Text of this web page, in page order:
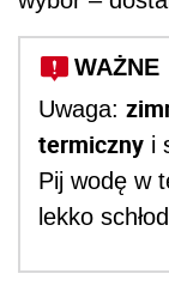
WAŻNE
Uwaga:
termiczny i
Pij wodę w
lekko